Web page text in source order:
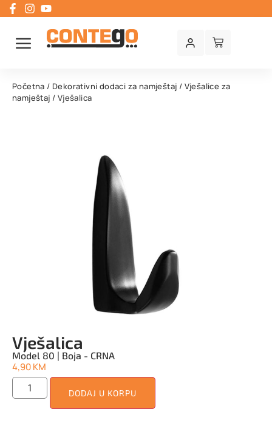
Početna / Dekorativni dodaci za namještaj / Vješalice za
namještaj / Vješalica
Vješalica
Model 80 | Boja - CRNA
4,90KM
DODAJ U KORPU